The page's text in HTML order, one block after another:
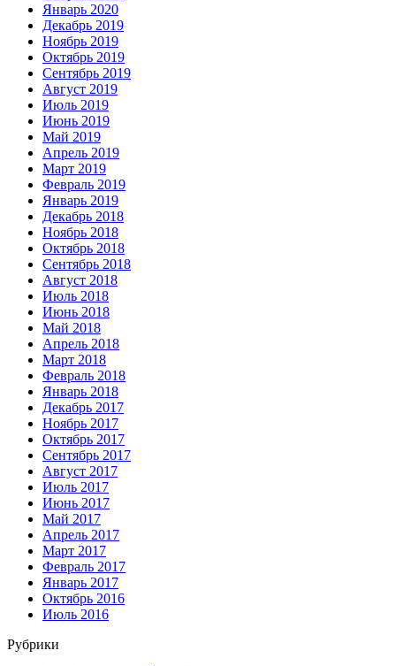
Январь 2020
Декабрь 2019
Ноябрь 2019
Октябрь 2019
Сентябрь 2019
Август 2019
Июль 2019
Июнь 2019
Май 2019
Апрель 2019
Март 2019
Февраль 2019
Январь 2019
Декабрь 2018
Ноябрь 2018
Октябрь 2018
Сентябрь 2018
Август 2018
Июль 2018
Июнь 2018
Май 2018
Апрель 2018
Март 2018
Февраль 2018
Январь 2018
Декабрь 2017
Ноябрь 2017
Октябрь 2017
Сентябрь 2017
Август 2017
Июль 2017
Июнь 2017
Май 2017
Апрель 2017
Март 2017
Февраль 2017
Январь 2017
Октябрь 2016
Июль 2016
Рубрики